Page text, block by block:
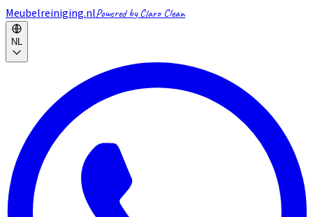
Meubelreiniging.nlPowered by Claro Clean
NL